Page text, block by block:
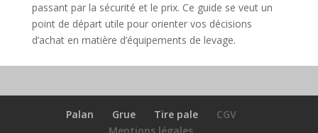
passant par la sécurité et le prix. Ce guide se veut un
point de départ utile pour orienter vos décisions
d’achat en matière d’équipements de levage.
Palan Grue Tire pale
CGV